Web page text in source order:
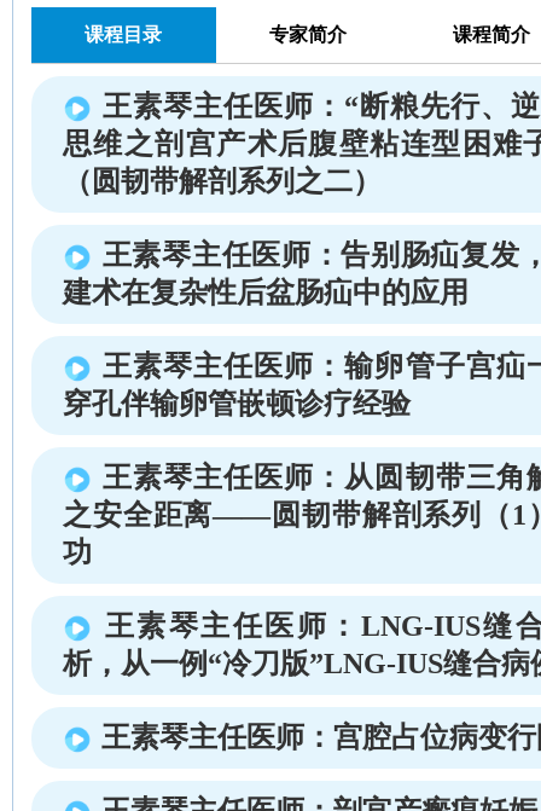
课程目录 专家简介 课程简介
王素琴主任医师：“断粮先行、
思维之剖宫产术后腹壁粘连型困难
（圆韧带解剖系列之二）
王素琴主任医师：告别肠疝复发
建术在复杂性后盆肠疝中的应用
王素琴主任医师：输卵管子宫疝
穿孔伴输卵管嵌顿诊疗经验
王素琴主任医师：从圆韧带三角
之安全距离——圆韧带解剖系列（1
功
王素琴主任医师：LNG-IUS缝
析，从一例“冷刀版”LNG-IUS缝合病
王素琴主任医师：宫腔占位病变